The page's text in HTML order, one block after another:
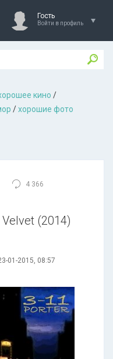
Гость
Войти в профиль
кино /
/хорошие фото
4 366
(2014)
01-2015, 08:57